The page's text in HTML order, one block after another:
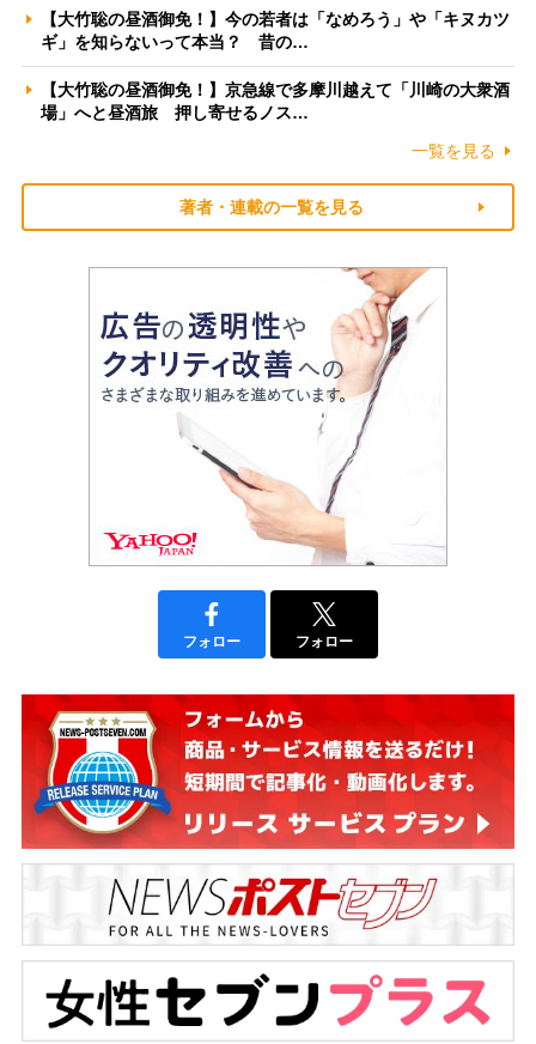
【大竹聡の昼酒御免！】今の若者は「なめろう」や「キヌカツ
ギ」を知らないって本当？ 昔の…
【大竹聡の昼酒御免！】京急線で多摩川越えて「川崎の大衆酒
場」へと昼酒旅 押し寄せるノス…
一覧を見る
著者・連載の一覧を見る
フォロー フォロー